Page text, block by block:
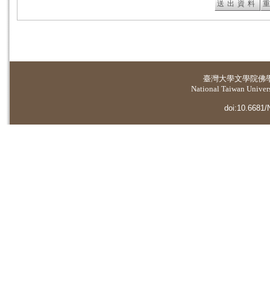
臺灣大學文學院佛
National Taiwan
doi:10.6681/